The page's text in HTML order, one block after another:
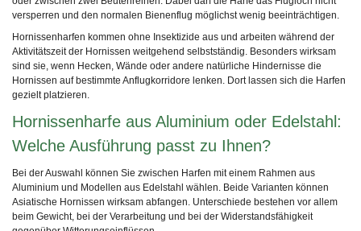
versperren und den normalen Bienenflug möglichst wenig beeinträchtigen.
Hornissenharfen kommen ohne Insektizide aus und arbeiten während der
Aktivitätszeit der Hornissen weitgehend selbstständig. Besonders wirksam
sind sie, wenn Hecken, Wände oder andere natürliche Hindernisse die
Hornissen auf bestimmte Anflugkorridore lenken. Dort lassen sich die Harfen
gezielt platzieren.
Hornissenharfe aus Aluminium oder Edelstahl:
Welche Ausführung passt zu Ihnen?
Bei der Auswahl können Sie zwischen Harfen mit einem Rahmen aus
Aluminium und Modellen aus Edelstahl wählen. Beide Varianten können
Asiatische Hornissen wirksam abfangen. Unterschiede bestehen vor allem
beim Gewicht, bei der Verarbeitung und bei der Widerstandsfähigkeit